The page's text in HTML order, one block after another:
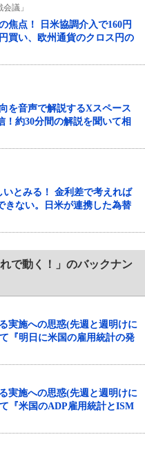
議」
焦点！ 日米協調介入で160円
買い、欧州通貨のクロス円の
を音声で解説するXスペース
！約30分間の解説を聞いて相
とみる！ 金利差で考えれば
きない。日米が連携した為替
で動く！」のバックナン
実施への思惑(先週と週明けに
『明日に米国の雇用統計の発
実施への思惑(先週と週明けに
『米国のADP雇用統計とISM